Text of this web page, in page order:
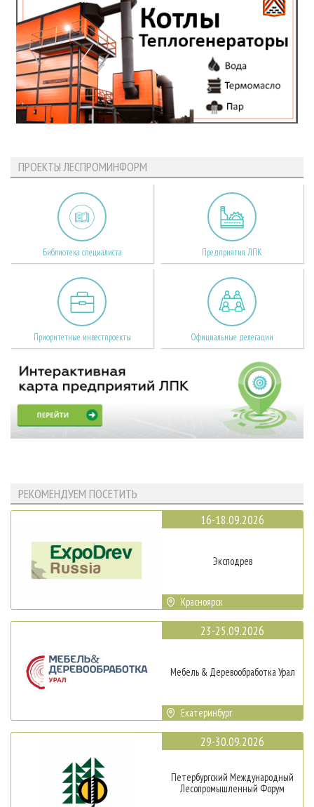
ПРОЕКТЫ ЛЕСПРОМИНФОРМ
Библиотека специалиста Предприятия ЛПК
Приоритетные инвестпроекты Официальные делегации
РЕКОМЕНДУЕМ ПОСЕТИТЬ
16-18.09.2026
Эксподрев
Красноярск
23-25.09.2026
Мебель & Деревообработка Урал
Екатеринбург
29-30.09.2026
Петербургский Международный
Лесопромышленный Форум